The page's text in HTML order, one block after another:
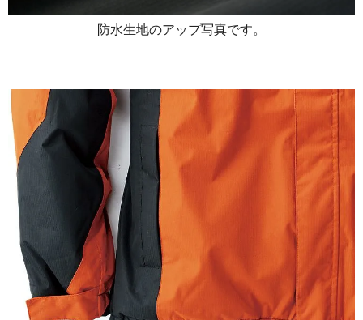
防水生地のアップ写真です。